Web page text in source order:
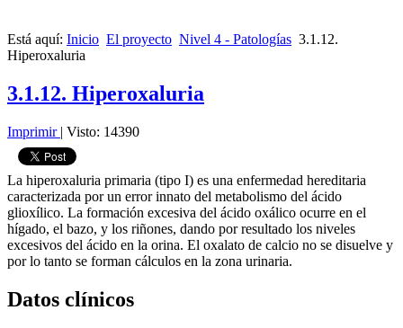
Está aquí: Inicio El proyecto Nivel 4 - Patologías 3.1.12.
Hiperoxaluria
3.1.12. Hiperoxaluria
Imprimir | Visto: 14390
La hiperoxaluria primaria (tipo I) es una enfermedad hereditaria
caracterizada por un error innato del metabolismo del ácido
glioxílico. La formación excesiva del ácido oxálico ocurre en el
hígado, el bazo, y los riñones, dando por resultado los niveles
excesivos del ácido en la orina. El oxalato de calcio no se disuelve y
por lo tanto se forman cálculos en la zona urinaria.
Datos clínicos